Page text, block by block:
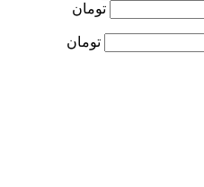
تومان
تومان